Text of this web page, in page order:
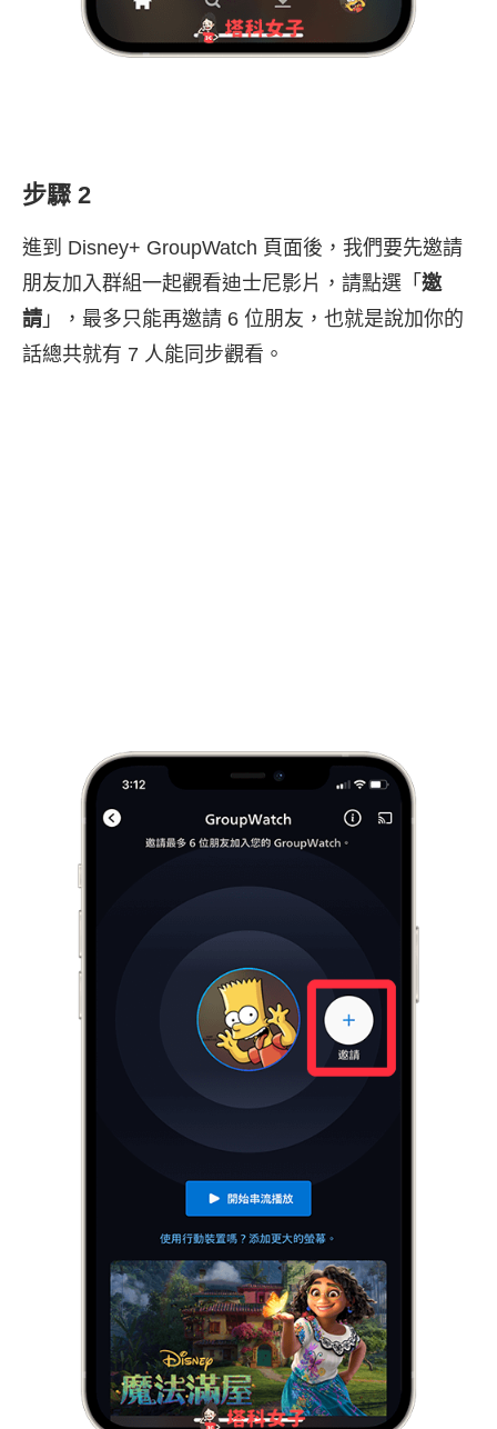
步驟 2
進到 Disney+ GroupWatch 頁面後，我們要先邀請
朋友加入群組一起觀看迪士尼影片，請點選「 邀
請 」，最多只能再邀請 6 位朋友，也就是說加你的
話總共就有 7 人能同步觀看。